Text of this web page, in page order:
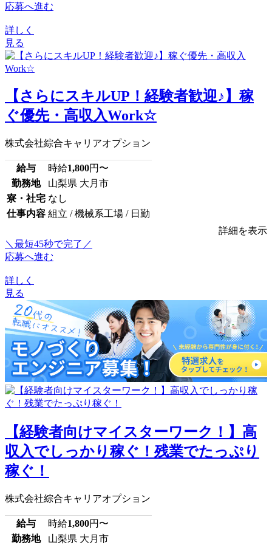
応募へ進む
詳しく
見る
【さらにスキルUP！経験者歓迎♪】稼
ぐ優先・高収入Work☆
株式会社綜合キャリアオプション
給与 時給1,800円〜
勤務地
山梨県 大月市
寮・社宅 なし
仕事内容 組立 / 機械系工場 / 日勤
詳細を表示
＼最短45秒で完了／
応募へ進む
詳しく
見る
【経験者向けマイスターワーク！】高
収入でしっかり稼ぐ！残業でたっぷり
稼ぐ！
株式会社綜合キャリアオプション
給与 時給1,800円〜
勤務地
山梨県 大月市